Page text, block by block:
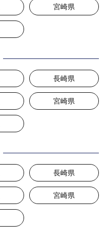
宮崎県
長崎県
宮崎県
長崎県
宮崎県